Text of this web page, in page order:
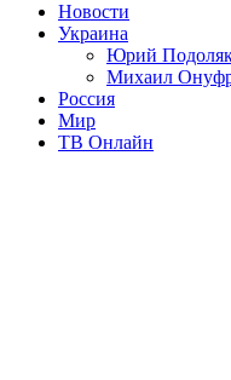
Новости
Украина
Юрий
Михаил
Россия
Мир
ТВ Онлайн